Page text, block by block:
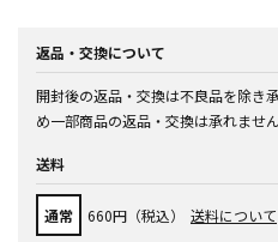
返品・交換について
開封後の返品・交換は不良品を除き
め一部商品の返品・交換は承れません
送料
通常 660円（税込） 送料について